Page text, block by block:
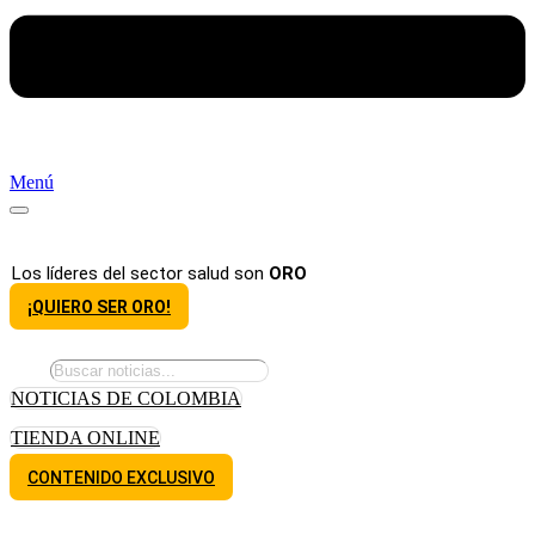
Menú
Los líderes del sector salud son ORO
¡QUIERO SER ORO!
NOTICIAS DE COLOMBIA
TIENDA ONLINE
CONTENIDO EXCLUSIVO